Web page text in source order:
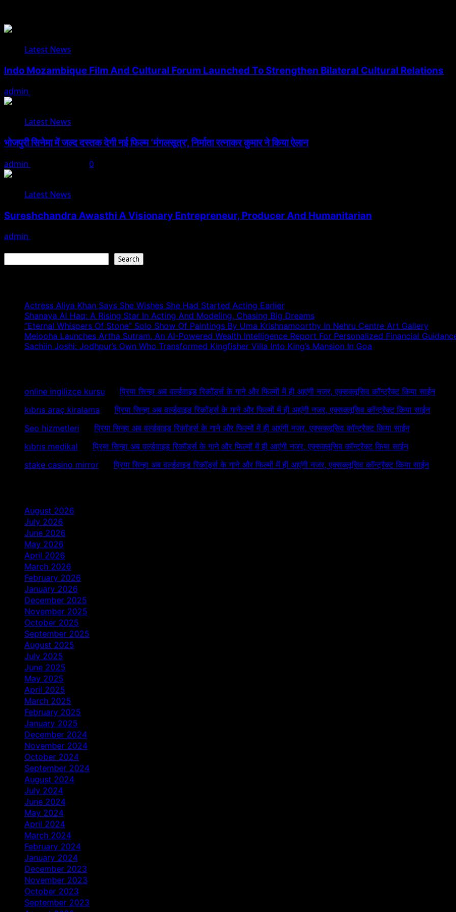
Latest News
Indo Mozambique Film And Cultural Forum Launched To Strengthen Bilateral Cultural Relations
admin
Latest News
भोजपुरी सिनेमा में जल्द दस्तक देगी नई फिल्म ‘मंगलसूत्र’, निर्माता रत्नाकर कुमार ने किया ऐलान
admin 0
Latest News
Sureshchandra Awasthi A Visionary Entrepreneur, Producer And Humanitarian
admin
Search
Actress Aliya Khan Says She Wishes She Had Started Acting Earlier
Shanaya Al Haq: A Rising Star In Acting And Modeling, Chasing Big Dreams
“Eternal Whispers Of Stone” Solo Show Of Paintings By Uma Krishnamoorthy In Nehru Centre Art Gallery
Melooha Launches Artha Sutram, An AI-Powered Wealth Intelligence Report For Personalized Financial
Sachiin Joshi: Jodhpur’s Own Who Transformed Kingfisher Villa Into King’s Mansion In Goa
online ingilizce kursu onप्रिया सिन्हा अब वर्ल्डवाइड रिकॉर्ड्स के गाने और फिल्मों में ही आएंगी नजर, एक्सक्लूसिव कॉन्ट्रैक्ट किया साईन
kıbrıs araç kiralama onप्रिया सिन्हा अब वर्ल्डवाइड रिकॉर्ड्स के गाने और फिल्मों में ही आएंगी नजर, एक्सक्लूसिव कॉन्ट्रैक्ट किया साईन
Seo hizmetleri onप्रिया सिन्हा अब वर्ल्डवाइड रिकॉर्ड्स के गाने और फिल्मों में ही आएंगी नजर, एक्सक्लूसिव कॉन्ट्रैक्ट किया साईन
kıbrıs medikal onप्रिया सिन्हा अब वर्ल्डवाइड रिकॉर्ड्स के गाने और फिल्मों में ही आएंगी नजर, एक्सक्लूसिव कॉन्ट्रैक्ट किया साईन
stake casino mirror onप्रिया सिन्हा अब वर्ल्डवाइड रिकॉर्ड्स के गाने और फिल्मों में ही आएंगी नजर, एक्सक्लूसिव कॉन्ट्रैक्ट किया साईन
August 2026
July 2026
June 2026
May 2026
April 2026
March 2026
February 2026
January 2026
December 2025
November 2025
October 2025
September 2025
August 2025
July 2025
June 2025
May 2025
April 2025
March 2025
February 2025
January 2025
December 2024
November 2024
October 2024
September 2024
August 2024
July 2024
June 2024
May 2024
April 2024
March 2024
February 2024
January 2024
December 2023
November 2023
October 2023
September 2023